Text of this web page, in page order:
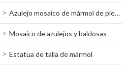
Azulejo mosaico de mármol de piedra
Mosaico de azulejos y baldosas
Estatua de talla de mármol